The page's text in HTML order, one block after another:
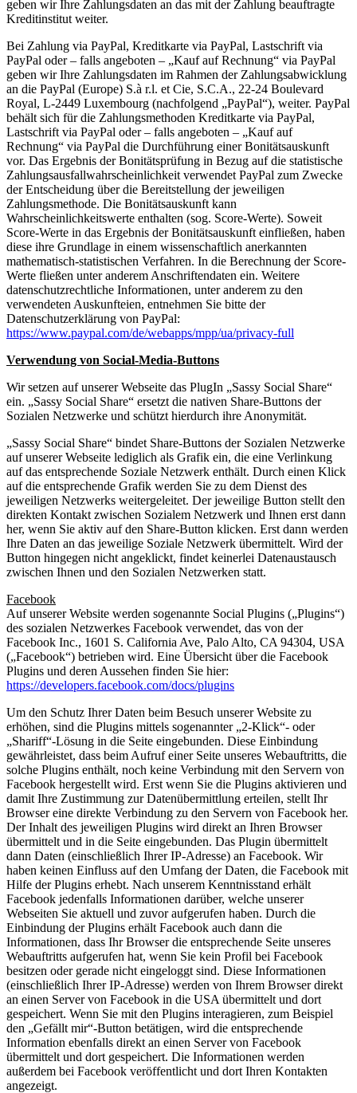
geben wir Ihre Zahlungsdaten an das mit der Zahlung beauftragte
Kreditinstitut weiter.
Bei Zahlung via PayPal, Kreditkarte via PayPal, Lastschrift via
PayPal oder – falls angeboten – „Kauf auf Rechnung“ via PayPal
geben wir Ihre Zahlungsdaten im Rahmen der Zahlungsabwicklung
an die PayPal (Europe) S.à r.l. et Cie, S.C.A., 22-24 Boulevard
Royal, L-2449 Luxembourg (nachfolgend „PayPal“), weiter. PayPal
behält sich für die Zahlungsmethoden Kreditkarte via PayPal,
Lastschrift via PayPal oder – falls angeboten – „Kauf auf
Rechnung“ via PayPal die Durchführung einer Bonitätsauskunft
vor. Das Ergebnis der Bonitätsprüfung in Bezug auf die statistische
Zahlungsausfallwahrscheinlichkeit verwendet PayPal zum Zwecke
der Entscheidung über die Bereitstellung der jeweiligen
Zahlungsmethode. Die Bonitätsauskunft kann
Wahrscheinlichkeitswerte enthalten (sog. Score-Werte). Soweit
Score-Werte in das Ergebnis der Bonitätsauskunft einfließen, haben
diese ihre Grundlage in einem wissenschaftlich anerkannten
mathematisch-statistischen Verfahren. In die Berechnung der Score-
Werte fließen unter anderem Anschriftendaten ein. Weitere
datenschutzrechtliche Informationen, unter anderem zu den
verwendeten Auskunfteien, entnehmen Sie bitte der
Datenschutzerklärung von PayPal:
https://www.paypal.com/de/webapps/mpp/ua/privacy-full
Verwendung von Social-Media-Buttons
Wir setzen auf unserer Webseite das PlugIn „Sassy Social Share“
ein. „Sassy Social Share“ ersetzt die nativen Share-Buttons der
Sozialen Netzwerke und schützt hierdurch ihre Anonymität.
„Sassy Social Share“ bindet Share-Buttons der Sozialen Netzwerke
auf unserer Webseite lediglich als Grafik ein, die eine Verlinkung
auf das entsprechende Soziale Netzwerk enthält. Durch einen Klick
auf die entsprechende Grafik werden Sie zu dem Dienst des
jeweiligen Netzwerks weitergeleitet. Der jeweilige Button stellt den
direkten Kontakt zwischen Sozialem Netzwerk und Ihnen erst dann
her, wenn Sie aktiv auf den Share-Button klicken. Erst dann werden
Ihre Daten an das jeweilige Soziale Netzwerk übermittelt. Wird der
Button hingegen nicht angeklickt, findet keinerlei Datenaustausch
zwischen Ihnen und den Sozialen Netzwerken statt.
Facebook
Auf unserer Website werden sogenannte Social Plugins („Plugins“)
des sozialen Netzwerkes Facebook verwendet, das von der
Facebook Inc., 1601 S. California Ave, Palo Alto, CA 94304, USA
(„Facebook“) betrieben wird. Eine Übersicht über die Facebook
Plugins und deren Aussehen finden Sie hier:
https://developers.facebook.com/docs/plugins
Um den Schutz Ihrer Daten beim Besuch unserer Website zu
erhöhen, sind die Plugins mittels sogenannter „2-Klick“- oder
„Shariff“-Lösung in die Seite eingebunden. Diese Einbindung
gewährleistet, dass beim Aufruf einer Seite unseres Webauftritts, die
solche Plugins enthält, noch keine Verbindung mit den Servern von
Facebook hergestellt wird. Erst wenn Sie die Plugins aktivieren und
damit Ihre Zustimmung zur Datenübermittlung erteilen, stellt Ihr
Browser eine direkte Verbindung zu den Servern von Facebook her.
Der Inhalt des jeweiligen Plugins wird direkt an Ihren Browser
übermittelt und in die Seite eingebunden. Das Plugin übermittelt
dann Daten (einschließlich Ihrer IP-Adresse) an Facebook. Wir
haben keinen Einfluss auf den Umfang der Daten, die Facebook mit
Hilfe der Plugins erhebt. Nach unserem Kenntnisstand erhält
Facebook jedenfalls Informationen darüber, welche unserer
Webseiten Sie aktuell und zuvor aufgerufen haben. Durch die
Einbindung der Plugins erhält Facebook auch dann die
Informationen, dass Ihr Browser die entsprechende Seite unseres
Webauftritts aufgerufen hat, wenn Sie kein Profil bei Facebook
besitzen oder gerade nicht eingeloggt sind. Diese Informationen
(einschließlich Ihrer IP-Adresse) werden von Ihrem Browser direkt
an einen Server von Facebook in die USA übermittelt und dort
gespeichert. Wenn Sie mit den Plugins interagieren, zum Beispiel
den „Gefällt mir“-Button betätigen, wird die entsprechende
Information ebenfalls direkt an einen Server von Facebook
übermittelt und dort gespeichert. Die Informationen werden
außerdem bei Facebook veröffentlicht und dort Ihren Kontakten
angezeigt.